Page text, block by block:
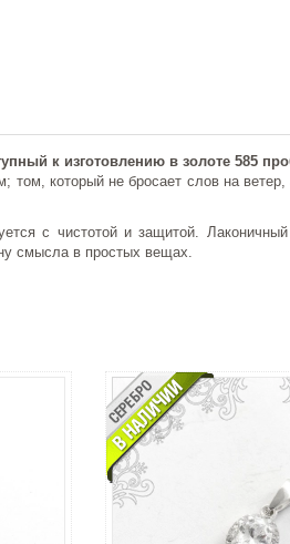
к изготовлению в золоте 585
том, который не бросает слов на
с чистотой и защитой.
смысла в простых вещах.